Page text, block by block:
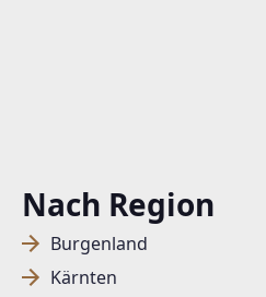
Nach Region
Burgenland
Kärnten